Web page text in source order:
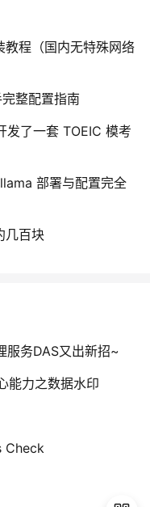
程（国内无特殊网络
整配置指南
了一套 TOEIC 模考
部署与配置完全
几百块
服务DAS又出新招~
能力之数据水印
Check